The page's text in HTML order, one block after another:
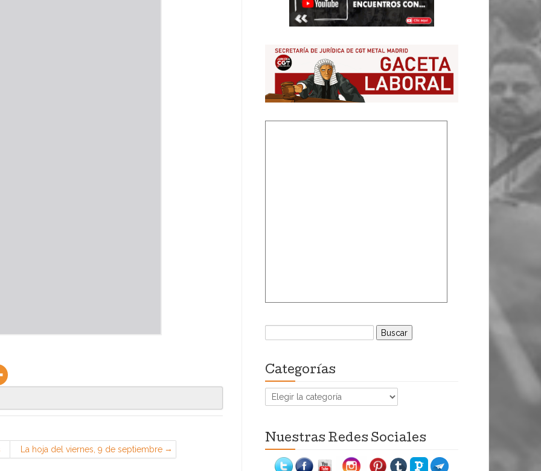
La hoja del viernes, 9 de septiembre
de 2022 (Sección Sindical de CGT
Buscar:
Categorías
Categorías
Nuestras Redes Sociales